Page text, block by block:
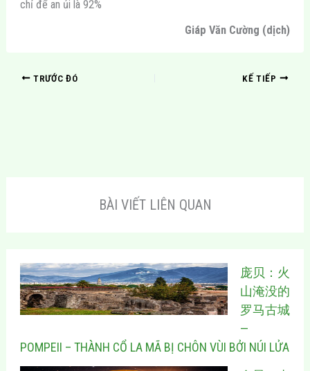
BÀI VIẾT LIÊN QUAN
庞贝：火
山淹没的
罗马古城
—
POMPEII – THÀNH CỔ LA MÃ BỊ CHÔN VÙI BỞI NÚI LỬA
chỉ để an ủi là 92%
Giáp Văn Cường (dịch)
TRƯỚC ĐÓ KẾ TIẾP